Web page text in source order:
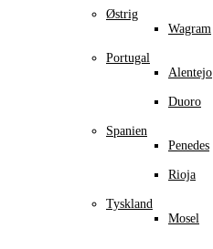
Østrig
Wagram
Portugal
Alentejo
Duoro
Spanien
Penedes
Rioja
Tyskland
Mosel